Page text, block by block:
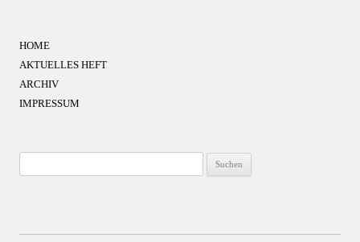
HOME
AKTUELLES HEFT
ARCHIV
IMPRESSUM
nach: